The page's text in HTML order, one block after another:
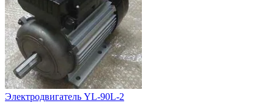
Электродвигатель YL-90L-2